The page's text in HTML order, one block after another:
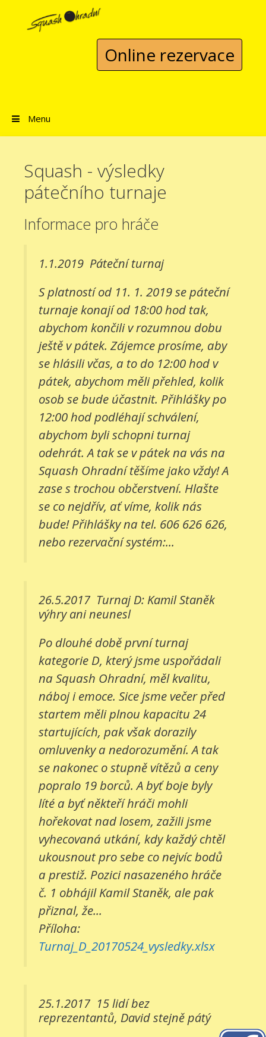
Přeskočit na obsah
Online rezervace
Menu
Squash - výsledky
pátečního turnaje
Informace pro hráče
1.1.2019 Páteční turnaj
S platností od 11. 1. 2019 se páteční
turnaje konají od 18:00 hod tak,
abychom končili v rozumnou dobu
ještě v pátek. Zájemce prosíme, aby
se hlásili včas, a to do 12:00 hod v
pátek, abychom měli přehled, kolik
osob se bude účastnit. Přihlášky po
12:00 hod podléhají schválení,
abychom byli schopni turnaj
odehrát. A tak se v pátek na vás na
Squash Ohradní těšíme jako vždy! A
zase s trochou občerstvení. Hlašte
se co nejdřív, ať víme, kolik nás
bude! Přihlášky na tel. 606 626 626,
nebo rezervační systém:...
26.5.2017 Turnaj D: Kamil Staněk
výhry ani neunesl
Po dlouhé době první turnaj
kategorie D, který jsme uspořádali
na Squash Ohradní, měl kvalitu,
náboj i emoce. Sice jsme večer před
startem měli plnou kapacitu 24
startujících, pak však dorazily
omluvenky a nedorozumění. A tak
se nakonec o stupně vítězů a ceny
popralo 19 borců. A byť boje byly
líté a byť někteří hráči mohli
hořekovat nad losem, zažili jsme
vyhecovaná utkání, kdy každý chtěl
ukousnout pro sebe co nejvíc bodů
a prestiž. Pozici nasazeného hráče
č. 1 obhájil Kamil Staněk, ale pak
přiznal, že...
Příloha:
Turnaj_D_20170524_vysledky.xlsx
25.1.2017 15 lidí bez
reprezentantů, David stejně pátý